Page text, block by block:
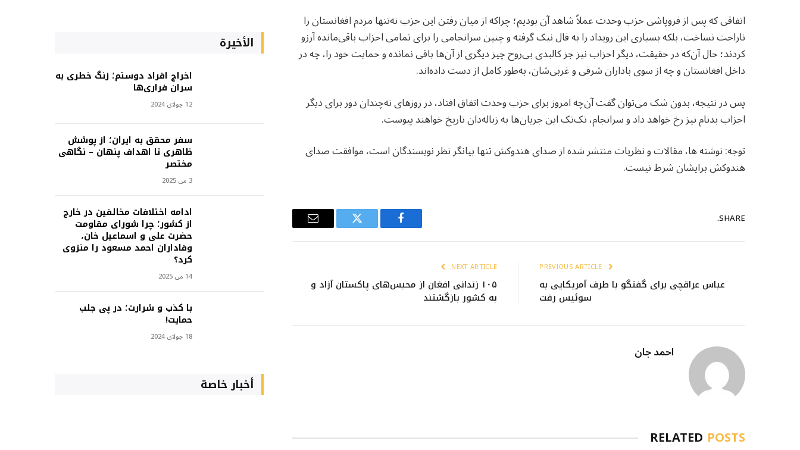
اتفاقی که پس از فروپاشی حزب وحدت عملاً شاهد آن بودیم؛ چراکه از میان رفتن این حزب نه‌تنها مردم افغانستان را
ناراحت نساخت، بلکه بسیاری این رویداد را به فال نیک گرفته و چنین سرانجامی را برای تمامی احزاب باقی‌مانده آرزو
کردند؛ حال آن‌که در حقیقت، دیگر احزاب نیز جز کالبدی بی‌روح چیز دیگری از آن‌ها باقی نمانده و حمایت خود را، چه در
داخل افغانستان و چه از سوی باداران شرقی و غربی‌شان، به‌طور کامل از دست داده‌اند.
پس در نتیجه، بدون شک می‌توان گفت آن‌چه امروز برای حزب وحدت اتفاق افتاد، در روزهای نه‌چندان دور برای دیگر
احزاب بدنام نیز رخ خواهد داد و سرانجام، تک‌تک این جریان‌ها به زباله‌دان تاریخ خواهند پیوست.
توجه: نوشته ها، مقالات و نظریات منتشر شده از صدای هندوکش تنها بیانگر نظر نویسندگان است، موافقت صدای
هندوکش برایشان شرط نیست.
SHARE.
Facebook
Twitter
Email
عباس عراقچی برای گفتگو با طرف آمریکایی به
سوئیس رفت
NEXT ARTICLE
۱۰۵ زندانی افغان از محبس‌های پاکستان آزاد و
به کشور بازگشتند
احمد جان
RELATED POSTS
الأخيرة
اخراج افراد دوستم؛ زنگ خطری به
سران فراری‌ها
12 جولای 2024
سفر محقق به ایران؛ از پوشش
ظاهری تا اهداف پنهان – نگاهی
مختصر
3 می 2025
ادامه اختلافات مخالفین در خارج
از کشور؛ چرا شورای مقاومت
حضرت علی و اسماعیل خان،
وفاداران احمد مسعود را منزوی
کرد؟
14 می 2025
با کذب و شرارت؛ در پی جلب
حمایت!
18 جولای 2024
أخبار خاصة